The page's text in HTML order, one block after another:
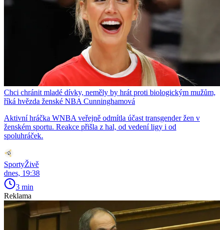
Chci chránit mladé dívky, neměly by hrát proti biologickým mužům,
říká hvězda ženské NBA Cunninghamová
Aktivní hráčka WNBA veřejně odmítla účast transgender žen v
ženském sportu. Reakce přišla z hal, od vedení ligy i od
spoluhráček.
SportyŽivě
dnes, 19:38
3 min
Reklama